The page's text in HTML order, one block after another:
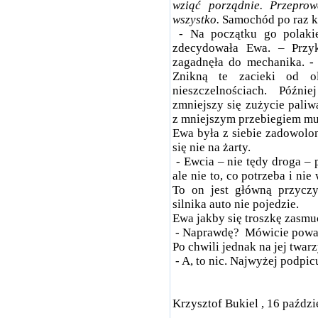
wziąć porządnie.
wszystko. Samochód po raz
- Na początku go
zdecydowała Ewa. –
zagadnęła do
Znikną te zacieki od
nieszczelnościach.
zmniejszy się zużycie
z mniejszym przebiegiem
Ewa była z siebie
się nie na żarty.
- Ewcia – nie tędy droga –
ale nie to, co potrzeba i
To on jest główną
silnika auto nie pojedzie.
Ewa jakby się troszkę
- Naprawdę? Mówicie
Po chwili jednak na jej
- A, to nic. Najwyżej
Krzysztof Bukiel , 16